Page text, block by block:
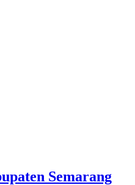
Semarang